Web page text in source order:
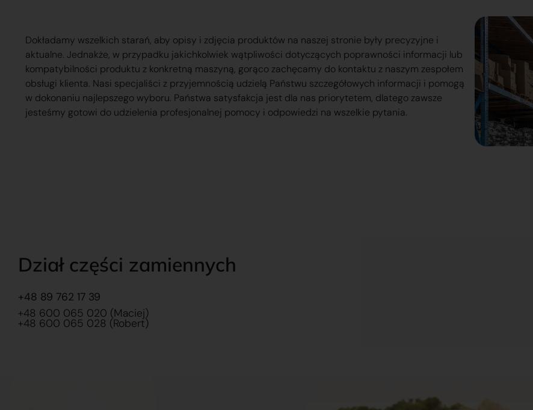
Dokładamy wszelkich starań, aby opisy i zdjęcia produktów na naszej stronie były precyzyjne i
aktualne. Jednakże, w przypadku jakichkolwiek wątpliwości dotyczących poprawności informacji lub
kompatybilności produktu z konkretną maszyną, gorąco zachęcamy do kontaktu z naszym zespołem
obsługi klienta. Nasi specjaliści z przyjemnością udzielą Państwu szczegółowych informacji i pomogą
w dokonaniu najlepszego wyboru. Państwa satysfakcja jest dla nas priorytetem, dlatego zawsze
jesteśmy gotowi do udzielenia profesjonalnej pomocy i odpowiedzi na wszelkie pytania.
Dział części zamiennych
+48 89 762 17 39
+48 600 065 020 (Maciej)
+48 600 065 028 (Robert)